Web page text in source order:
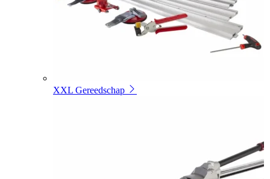
XXL Gereedschap